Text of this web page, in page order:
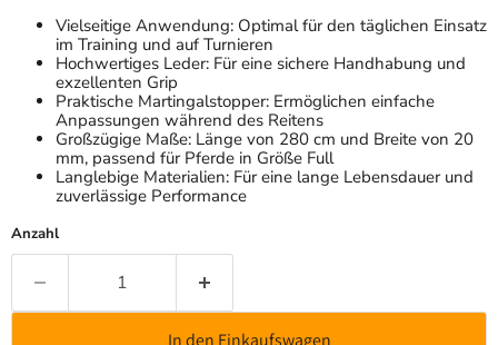
Vielseitige Anwendung: Optimal für den täglichen Einsatz
im Training und auf Turnieren
Hochwertiges Leder: Für eine sichere Handhabung und
exzellenten Grip
Praktische Martingalstopper: Ermöglichen einfache
Anpassungen während des Reitens
Großzügige Maße: Länge von 280 cm und Breite von 20
mm, passend für Pferde in Größe Full
Langlebige Materialien: Für eine lange Lebensdauer und
zuverlässige Performance
Anzahl
In den Einkaufswagen